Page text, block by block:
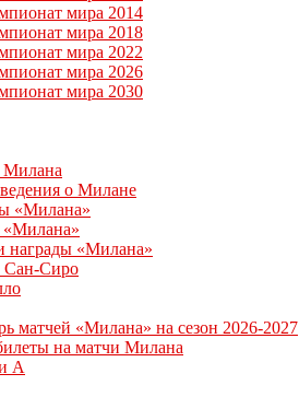
мира 2014
мира 2018
мира 2022
мира 2026
мира 2030
Милана
о Милане
«Милана»
«Милана»
награды «Милана»
Сан-Сиро
матчей «Милана» на сезон 2026-2027
на матчи Милана
А